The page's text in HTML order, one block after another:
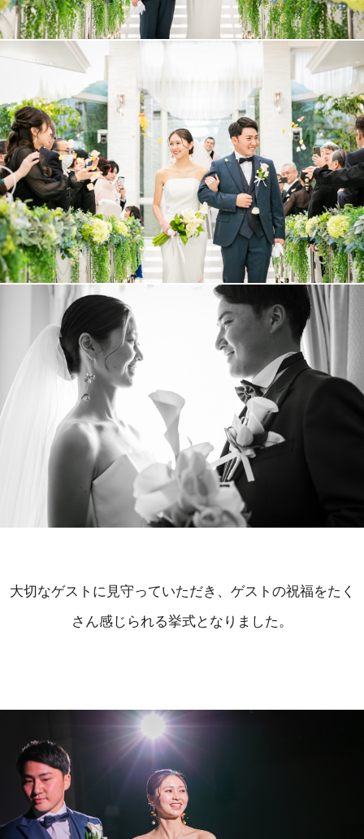
大切なゲストに見守っていただき、ゲストの祝福をたく
さん感じられる挙式となりました。